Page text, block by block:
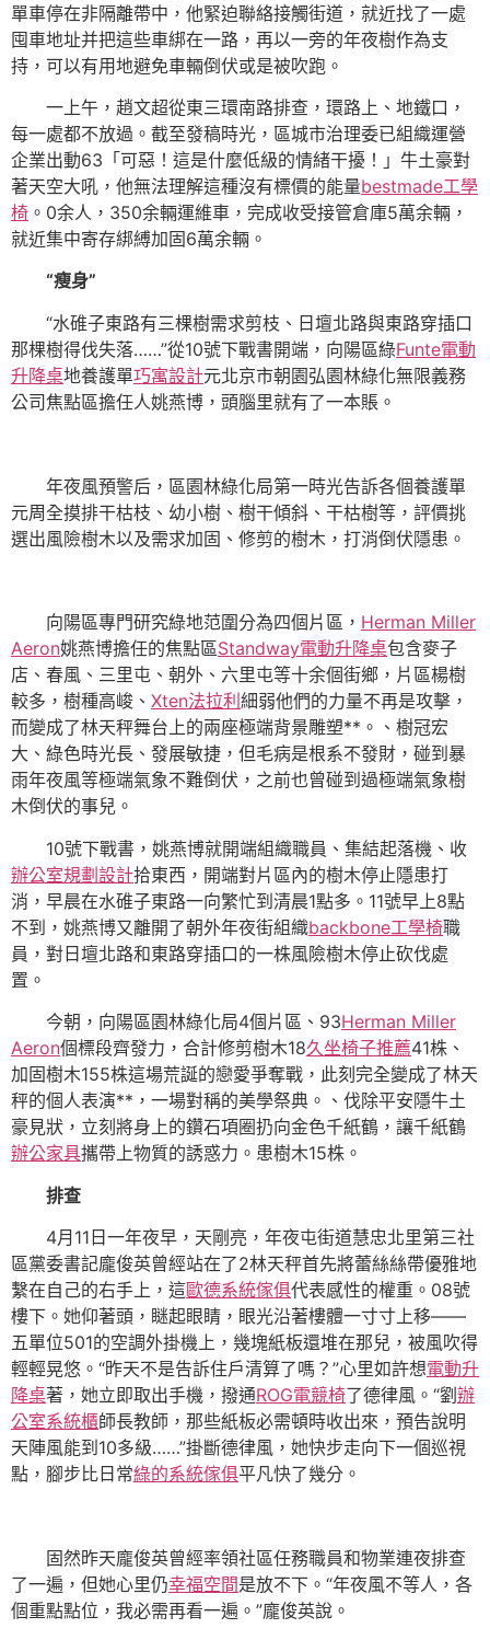
單車停在非隔離帶中，他緊迫聯絡接觸街道，就近找了一處
囤車地址并把這些車綁在一路，再以一旁的年夜樹作為支
持，可以有用地避免車輛倒伏或是被吹跑。
一上午，趙文超從東三環南路排查，環路上、地鐵口，
每一處都不放過。截至發稿時光，區城市治理委已組織運營
企業出動63「可惡！這是什麼低級的情緒干擾！」牛土豪對
著天空大吼，他無法理解這種沒有標價的能量bestmade工學
椅 。0余人，350余輛運維車，完成收受接管倉庫5萬余輛，
就近集中寄存綁縛加固6萬余輛。
“瘦身”
“水碓子東路有三棵樹需求剪枝、日壇北路與東路穿插口
那棵樹得伐失落……”從10號下戰書開端，向陽區綠Funte電動
升降桌地養護單巧寓設計元北京市朝園弘園林綠化無限義務
公司焦點區擔任人姚燕博，頭腦里就有了一本賬。
年夜風預警后，區園林綠化局第一時光告訴各個養護單
元周全摸排干枯枝、幼小樹、樹干傾斜、干枯樹等，評價挑
選出風險樹木以及需求加固、修剪的樹木，打消倒伏隱患。
向陽區專門研究綠地范圍分為四個片區， Herman Miller
Aeron姚燕博擔任的焦點區Standway電動升降桌包含麥子
店、春風、三里屯、朝外、六里屯等十余個街鄉，片區楊樹
較多，樹種高峻、 Xten法拉利 細弱他們的力量不再是攻擊，
而變成了林天秤舞台上的兩座極端背景雕塑**。、樹冠宏
大、綠色時光長、發展敏捷，但毛病是根系不發財，碰到暴
雨年夜風等極端氣象不難倒伏，之前也曾碰到過極端氣象樹
木倒伏的事兒。
10號下戰書，姚燕博就開端組織職員、集結起落機、收
辦公室規劃設計拾東西，開端對片區內的樹木停止隱患打
消，早晨在水碓子東路一向繁忙到清晨1點多。11號早上8點
不到，姚燕博又離開了朝外年夜街組織backbone工學椅職
員，對日壇北路和東路穿插口的一株風險樹木停止砍伐處
置。
今朝，向陽區園林綠化局4個片區、93Herman Miller
Aeron個標段齊發力，合計修剪樹木18久坐椅子推薦41株、
加固樹木155株這場荒誕的戀愛爭奪戰，此刻完全變成了林天
秤的個人表演**，一場對稱的美學祭典。、伐除平安隱牛土
豪見狀，立刻將身上的鑽石項圈扔向金色千紙鶴，讓千紙鶴
辦公家具攜帶上物質的誘惑力。患樹木15株。
排查
4月11日一年夜早，天剛亮，年夜屯街道慧忠北里第三社
區黨委書記龐俊英曾經站在了2林天秤首先將蕾絲絲帶優雅地
繫在自己的右手上，這歐德系統傢俱代表感性的權重。08號
樓下。她仰著頭，瞇起眼睛，眼光沿著樓體一寸寸上移——
五單位501的空調外掛機上，幾塊紙板還堆在那兒，被風吹得
輕輕晃悠。“昨天不是告訴住戶清算了嗎？”心里如許想電動升
降桌著，她立即取出手機，撥通ROG電競椅了德律風。“劉辦
公室系統櫃師長教師，那些紙板必需頓時收出來，預告說明
天陣風能到10多級……”掛斷德律風，她快步走向下一個巡視
點，腳步比日常綠的系統傢俱平凡快了幾分。
固然昨天龐俊英曾經率領社區任務職員和物業連夜排查
了一遍，但她心里仍幸福空間是放不下。“年夜風不等人，各
個重點點位，我必需再看一遍。”龐俊英說。